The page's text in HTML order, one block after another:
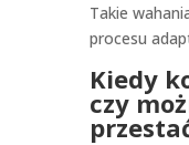
Takie
procesu
Kiedy
czy